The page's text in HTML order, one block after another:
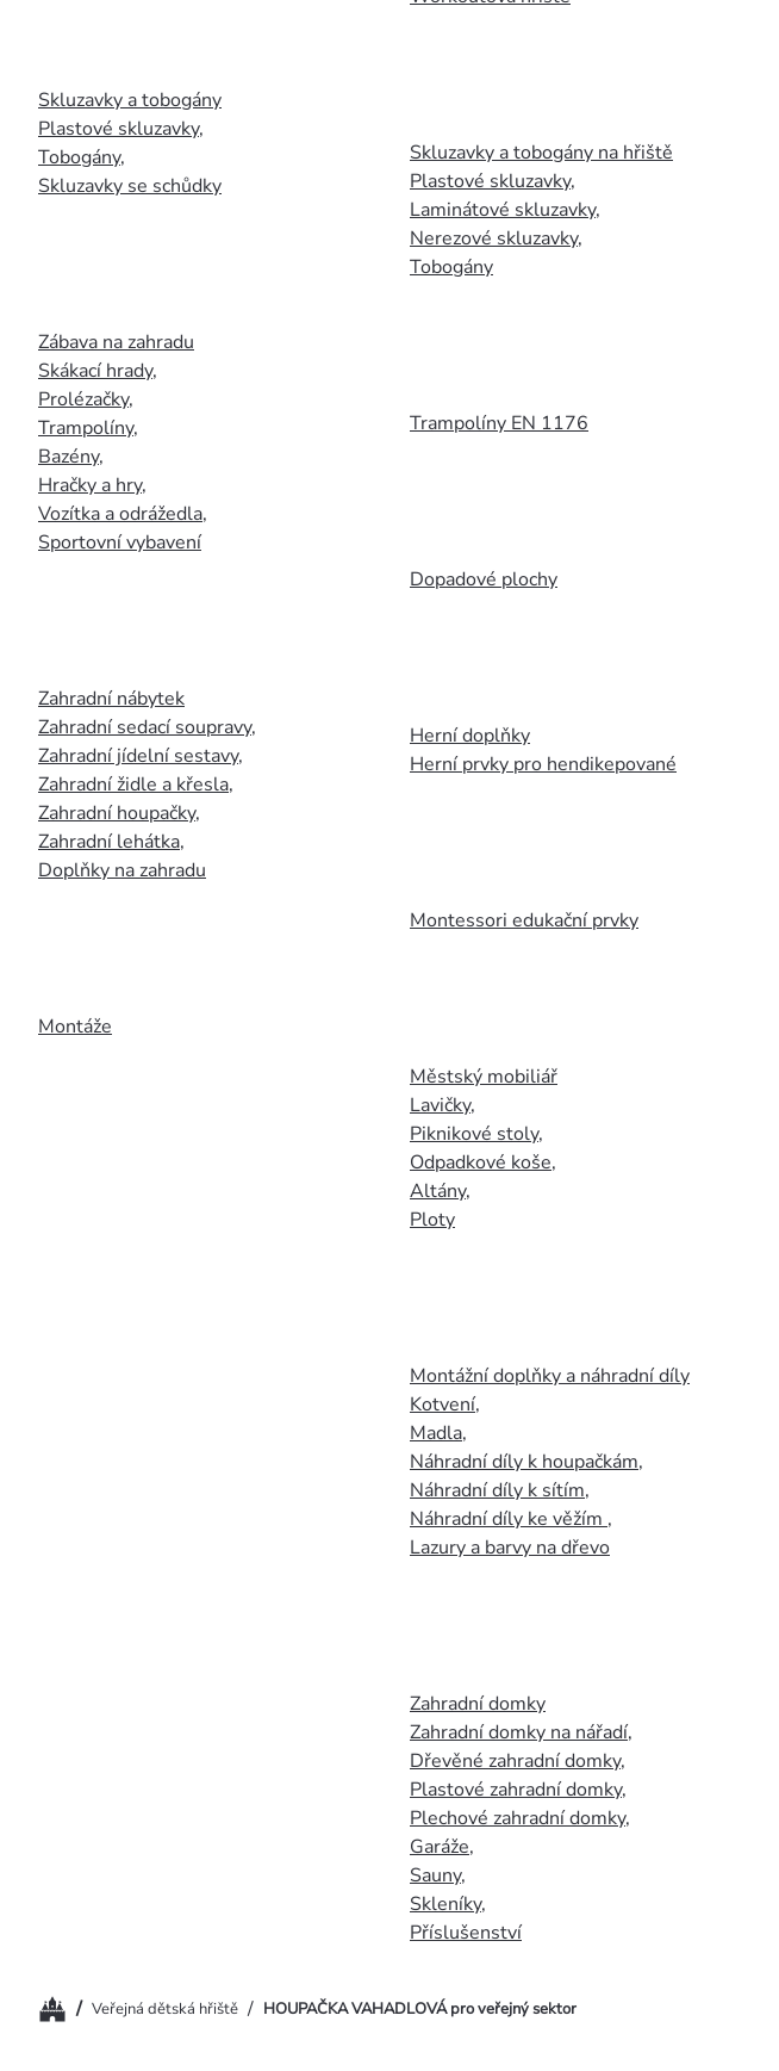
Skluzavky a tobogány
Plastové skluzavky,
Tobogány,
Skluzavky se schůdky
Zábava na zahradu
Skákací hrady,
Prolézačky,
Trampolíny,
Bazény,
Hračky a hry,
Vozítka a odrážedla,
Sportovní vybavení
Zahradní nábytek
Zahradní sedací soupravy,
Zahradní jídelní sestavy,
Zahradní židle a křesla,
Zahradní houpačky,
Zahradní lehátka,
Doplňky na zahradu
Montáže
Skluzavky a tobogány na hřiště
Plastové skluzavky,
Laminátové skluzavky,
Nerezové skluzavky,
Tobogány
Trampolíny EN 1176
Dopadové plochy
Herní doplňky
Herní prvky pro hendikepované
Montessori edukační prvky
Městský mobiliář
Lavičky,
Piknikové stoly,
Odpadkové koše,
Altány,
Ploty
Montážní doplňky a náhradní díly
Kotvení,
Madla,
Náhradní díly k houpačkám,
Náhradní díly k sítím,
Náhradní díly ke věžím ,
Lazury a barvy na dřevo
Zahradní domky
Zahradní domky na nářadí,
Dřevěné zahradní domky,
Plastové zahradní domky,
Plechové zahradní domky,
Garáže,
Sauny,
Skleníky,
Příslušenství
Domů/ Veřejná dětská hřiště / HOUPAČKA VAHADLOVÁ pro veřejný sektor